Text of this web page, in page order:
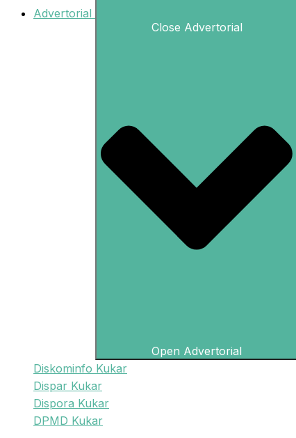
Advertorial
Close Advertorial
Open Advertorial
Diskominfo Kukar
Dispar Kukar
Dispora Kukar
DPMD Kukar